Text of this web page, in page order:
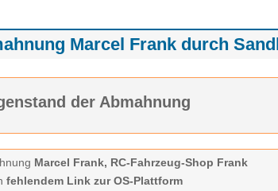
Marcel Frank durch
der Abmahnung
Marcel Frank, RC-Fahrzeug-Shop Frank
fehlendem Link zur OS-Plattform